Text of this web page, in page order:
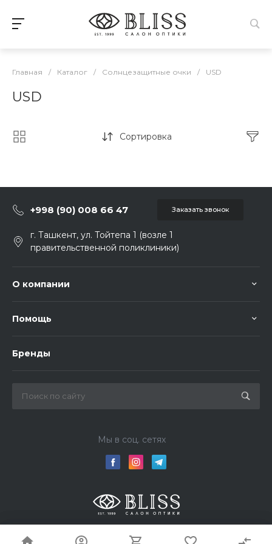
Главная / Каталог / Солнцезащитные очки / USD
USD
Сортировка
+998 (90) 008 66 47 Заказать звонок
г. Ташкент, ул. Тойтепа 1 (возле 1
правительственной поликлиники)
О компании
Помощь
Бренды
Мы в соц. сетях